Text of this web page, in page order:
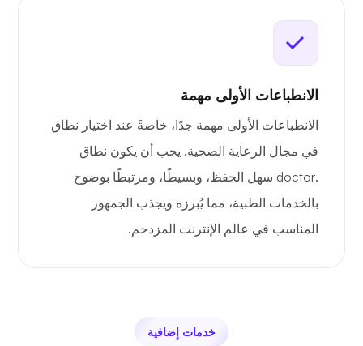
الانطباعات الأولى مهمة
الانطباعات الأولى مهمة جدًا، خاصةً عند اختيار نطاق
في مجال الرعاية الصحية. يجب أن يكون نطاق
.doctor سهل الحفظ، وبسيطًا، ومرتبطًا بوضوح
بالخدمات الطبية، مما يُبرزه ويجذب الجمهور
المناسب في عالم الإنترنت المزدحم.
خدمات إضافية